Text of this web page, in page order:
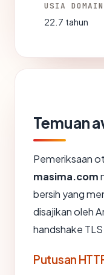
USIA DOMAIN
22.7 tahun
Temuan
Pemeriksaan
masima.com
bersih yang
disajikan oleh
handshake
Putusan